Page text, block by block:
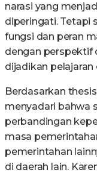
narasi yang
diperingati. Tetapi
fungsi dan peran
dengan perspektif
dijadikan
Berdasarkan
menyadari bahwa
perbandingan
masa
pemerintahan
di daerah lain.